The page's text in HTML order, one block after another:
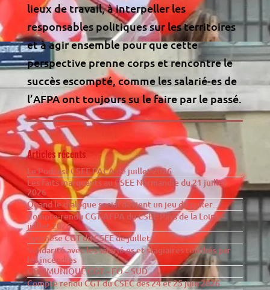
lieux de travail, à interpeller les
responsables politiques sur les territoires
et à agir ensemble pour que cette
perspective prenne corps et rencontre le
succès escompté, comme les salarié-es de
l’AFPA ont toujours su le faire par le passé.
Articles récents
Le Podcast CSEE PACA de juillet 2026
Les faits marquants au CSEE Normandie du 21 juillet
2026
Quand le dialogue social devient un jeu de poker…
Compte-rendu CGT-AFPA du CSEE Pays de la Loire –
juillet 2026
Synthèse CGT du CSEE de juillet
Solidarité avec les salarié·es et stagiaires touchés par
les incendies
COMMUNIQUÉ CGT – FO – SUD
Compte rendu CGT du CSEC des 24 et 25 juin 2026